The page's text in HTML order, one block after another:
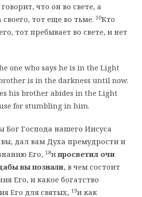
что он во свете, а
тот еще во тьме. 10Кто
тот пребывает во свете, и нет
one who says he is in the Light
is in the darkness until now.
his brother abides in the Light
for stumbling in him.
Бог Господа нашего Иисуса
дал вам Духа премудрости и
Его, 18ипросветил очи
вы познали, в чем состоит
Его, и какое богатство
Его для святых, 19и как